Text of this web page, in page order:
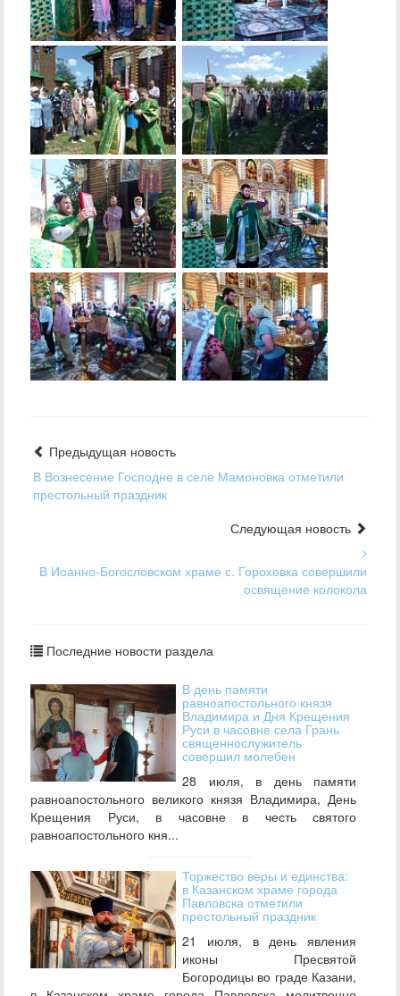
Предыдущая новость
В Вознесение Господне в селе Мамоновка отметили
престольный праздник
Следующая новость
В Иоанно-Богословском храме с. Гороховка совершили
освящение колокола
Последние новости раздела
В день памяти
равноапостольного князя
Владимира и Дня Крещения
Руси в часовне села Грань
священнослужитель
совершил молебен
28 июля, в день памяти
равноапостольного великого князя Владимира, День
Крещения Руси, в часовне в честь святого
равноапостольного кня...
Торжество веры и единства:
в Казанском храме города
Павловска отметили
престольный праздник
21 июля, в день явления
иконы Пресвятой
Богородицы во граде Казани,